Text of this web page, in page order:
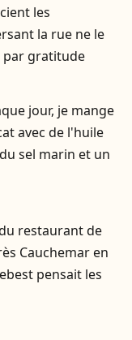
les
la rue ne le
gratitude
jour, je mange
avec de l'huile
sel marin et un
restaurant de
Cauchemar en
pensait les